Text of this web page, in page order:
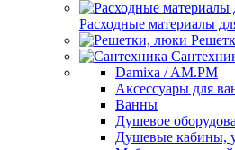
Расходные материалы
Damixa / AM.PM
Аксессуары для
Ванны
Душевое
Душевые кабины,